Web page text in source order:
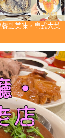
點美味，粵式大菜